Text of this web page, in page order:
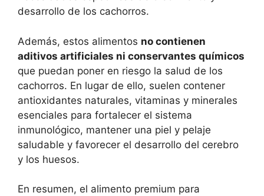
desarrollo de los cachorros.
Además, estos alimentos no contienen
aditivos artificiales ni conservantes químicos
que puedan poner en riesgo la salud de los
cachorros. En lugar de ello, suelen contener
antioxidantes naturales, vitaminas y minerales
esenciales para fortalecer el sistema
inmunológico, mantener una piel y pelaje
saludable y favorecer el desarrollo del cerebro
y los huesos.
En resumen, el alimento premium para